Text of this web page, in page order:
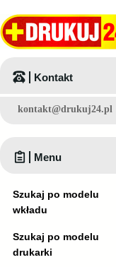
Kontakt
kontakt@drukuj24.pl
Menu
Szukaj po modelu
wkładu
Szukaj po modelu
drukarki